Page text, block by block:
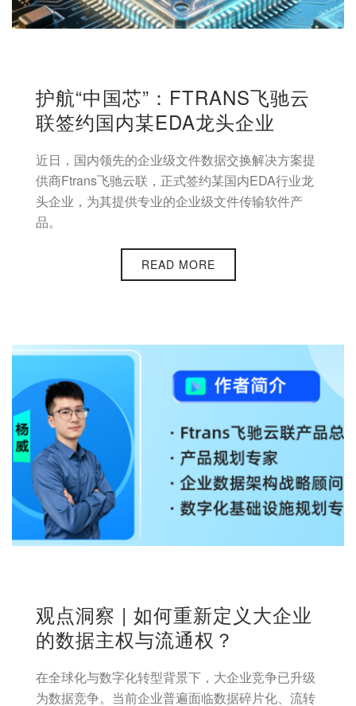
护航“中国芯”：FTRANS飞驰云
联签约国内某EDA龙头企业
近日，国内领先的企业级文件数据交换解决方案提
供商Ftrans飞驰云联，正式签约某国内EDA行业龙
头企业，为其提供专业的企业级文件传输软件产
品。
READ MORE
观点洞察 | 如何重新定义大企业
的数据主权与流通权？
在全球化与数字化转型背景下，大企业竞争已升级
为数据竞争。当前企业普遍面临数据碎片化、流转